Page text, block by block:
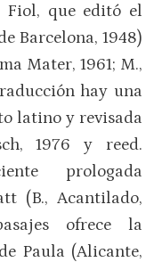
Fiol, que editó el
Barcelona, 1948)
Mater, 1961; M.,
hay una
latino y revisada
1976 y reed.
prologada
(B., Acantilado,
ofrece la
Paula (Alicante,